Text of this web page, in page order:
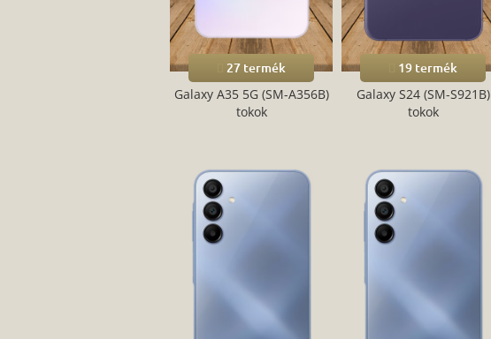
27 termék
Galaxy A35 5G (SM-A356B)
tokok
19 termék
Galaxy S24 (SM-S921B)
tokok